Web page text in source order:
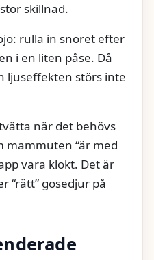
skillnad.
rulla in snöret efter
i en liten påse. Då
ljuseffekten störs inte
när det behövs
mammuten “är med
vara klokt. Det är
“rätt” gosedjur på